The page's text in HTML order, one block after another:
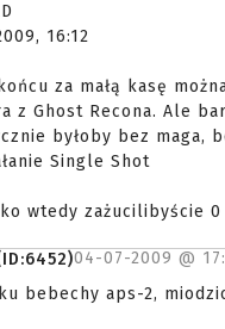
16:12
za małą kasę
z Ghost Recona. Ale
byłoby bez maga,
Single Shot
wtedy zażucilibyście
04-07-2009 @
bebechy aps-2,